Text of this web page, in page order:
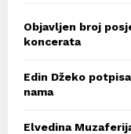
Objavljen broj
koncerata
Edin Džeko
nama
Elvedina